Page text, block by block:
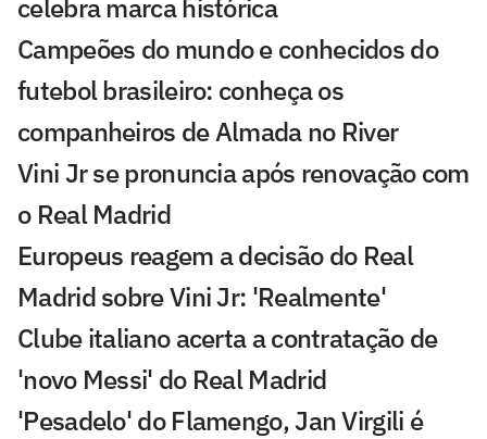
celebra marca histórica
Campeões do mundo e conhecidos do
futebol brasileiro: conheça os
companheiros de Almada no River
Vini Jr se pronuncia após renovação com
o Real Madrid
Europeus reagem a decisão do Real
Madrid sobre Vini Jr: 'Realmente'
Clube italiano acerta a contratação de
'novo Messi' do Real Madrid
'Pesadelo' do Flamengo, Jan Virgili é